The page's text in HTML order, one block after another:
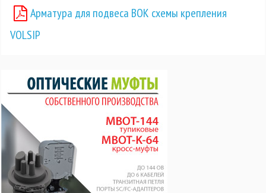
Арматура для подвеса ВОК схемы крепления
VOLSIP